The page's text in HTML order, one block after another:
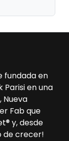
fundada en
Parisi en una
Nueva
Fab que
y, desde
de crecer!